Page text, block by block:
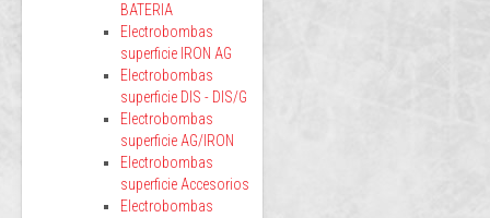
BATERIA
Electrobombas
superficie IRON AG
Electrobombas
superficie DIS - DIS/G
Electrobombas
superficie AG/IRON
Electrobombas
superficie Accesorios
Electrobombas